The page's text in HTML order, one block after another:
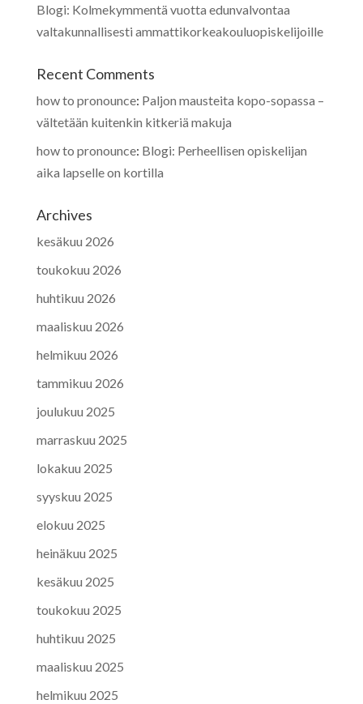
Blogi: Kolmekymmentä vuotta edunvalvontaa
valtakunnallisesti ammattikorkeakouluopiskelijoille
Recent Comments
how to pronounce: Paljon mausteita kopo-sopassa –
vältetään kuitenkin kitkeriä makuja
how to pronounce: Blogi: Perheellisen opiskelijan
aika lapselle on kortilla
Archives
kesäkuu 2026
toukokuu 2026
huhtikuu 2026
maaliskuu 2026
helmikuu 2026
tammikuu 2026
joulukuu 2025
marraskuu 2025
lokakuu 2025
syyskuu 2025
elokuu 2025
heinäkuu 2025
kesäkuu 2025
toukokuu 2025
huhtikuu 2025
maaliskuu 2025
helmikuu 2025